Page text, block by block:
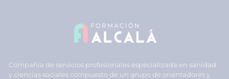
Compañía de servicios profesionales especializada en sanidad
y ciencias sociales compuesto de un grupo de orientadores y